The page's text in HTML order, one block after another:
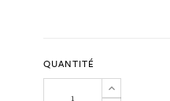
QUANTITÉ